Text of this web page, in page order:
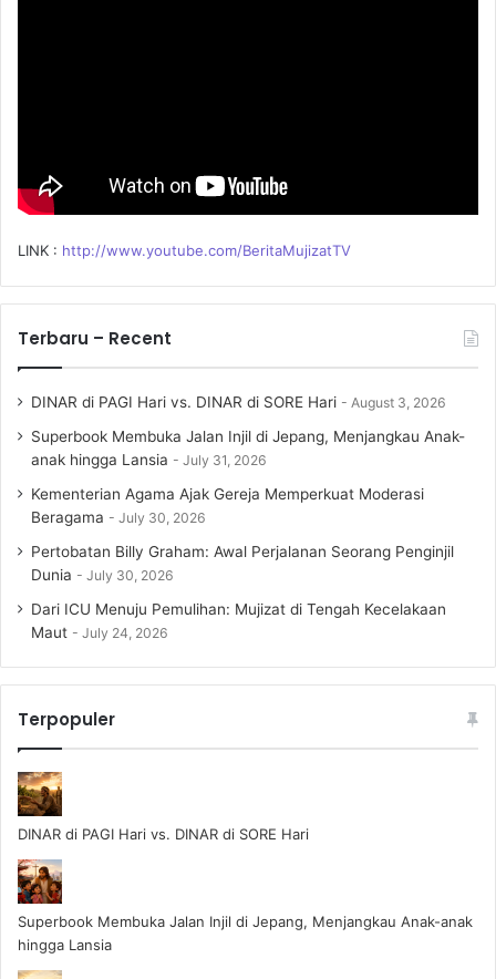
LINK : http://www.youtube.com/BeritaMujizatTV
Terbaru – Recent
DINAR di PAGI Hari vs. DINAR di SORE Hari August 3, 2026
Superbook Membuka Jalan Injil di Jepang, Menjangkau Anak-
anak hingga Lansia
July 31, 2026
Kementerian Agama Ajak Gereja Memperkuat Moderasi
Beragama
July 30, 2026
Pertobatan Billy Graham: Awal Perjalanan Seorang Penginjil
Dunia
July 30, 2026
Dari ICU Menuju Pemulihan: Mujizat di Tengah Kecelakaan
Maut
July 24, 2026
Terpopuler
DINAR di PAGI Hari vs. DINAR di SORE Hari
Superbook Membuka Jalan Injil di Jepang, Menjangkau Anak-anak
hingga Lansia